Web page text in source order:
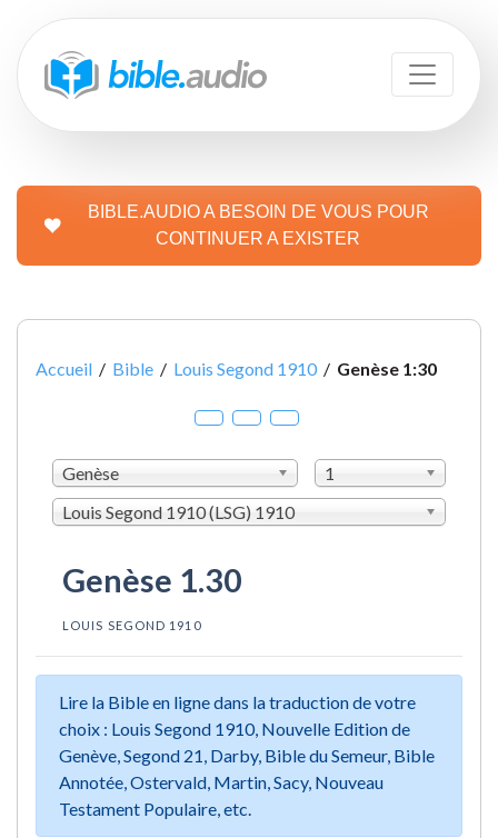
BIBLE.AUDIO A BESOIN DE VOUS POUR
CONTINUER A EXISTER
Accueil / Bible / Louis Segond 1910 / Genèse 1:30
Genèse
1
Louis Segond 1910 (LSG) 1910
Genèse 1.30
LOUIS SEGOND 1910
Lire la Bible en ligne dans la traduction de votre
choix : Louis Segond 1910, Nouvelle Edition de
Genève, Segond 21, Darby, Bible du Semeur, Bible
Annotée, Ostervald, Martin, Sacy, Nouveau
Testament Populaire, etc.